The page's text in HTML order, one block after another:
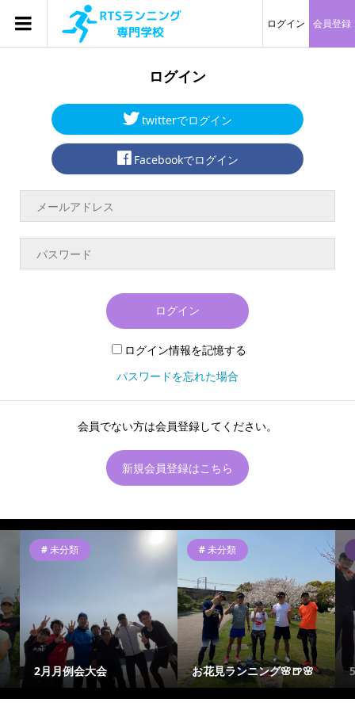
ログイン 会員登録
ログイン
twitterでログイン
Facebookでログイン
ログイン
ログイン情報を記憶する
パスワードを忘れた場合
会員でない方は会員登録してください。
新規会員登録はこちら
未分類
2月月例会大会
未分類
お花見ランニング🌸🍺🌸